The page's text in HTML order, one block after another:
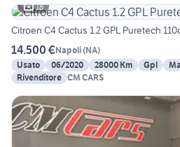
18
Citroen C4 Cactus 1.2 GPL Puretech
14.500 €Napoli(NA)
Usato
06/2020 28000 Km Gpl
Rivenditore CM CARS